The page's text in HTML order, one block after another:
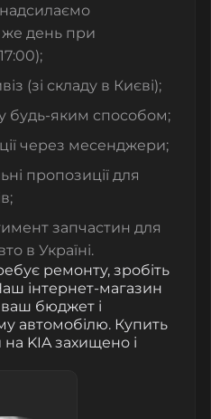
день при
(зі складу в Києві);
будь-яким способом;
через месенджери;
пропозиції для
запчастин для
в Україні.
ремонту, зробіть
інтернет-магазин
бюджет і
автомобілю. Купить
KIA захищено і